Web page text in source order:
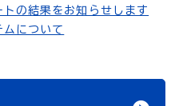
の結果をお知らせします
について